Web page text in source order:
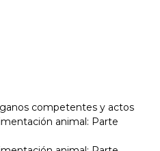
competentes y actos
animal: Parte